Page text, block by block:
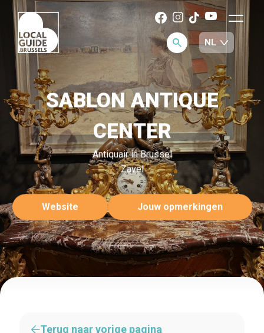
SABLON ANTIQUE
CENTER
Antiquair in Brussel
Zavel
Website Jouw opmerkingen
Terug naar vorige pagina